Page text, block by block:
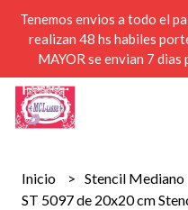
Tenemos envios a todo el
realizan 48 hs habiles
MAYOR se envian 7
Inicio Stencil Mediano
ST 5097 de 20x20 cm